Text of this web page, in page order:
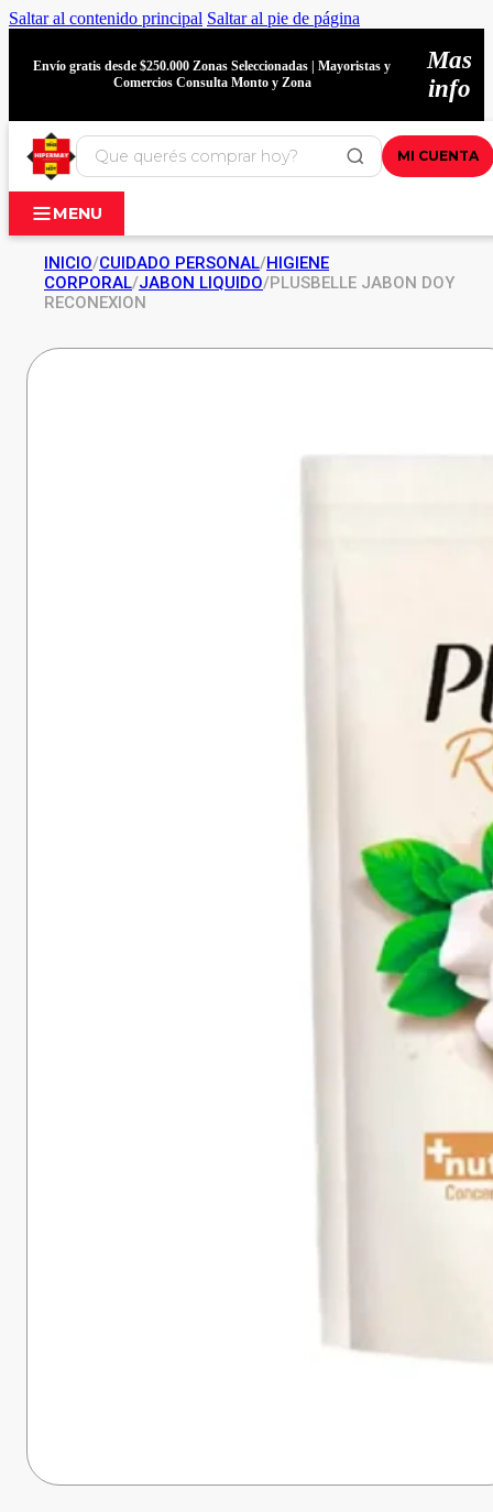
Saltar al contenido principal Saltar al pie de página
Envío gratis desde $250.000 Zonas Seleccionadas | Mayoristas y
Comercios Consulta Monto y Zona
Mas
info
MI CUENTA
MENU
INICIO/CUIDADO PERSONAL/HIGIENE
CORPORAL/JABON LIQUIDO/PLUSBELLE JABON DOY
RECONEXION